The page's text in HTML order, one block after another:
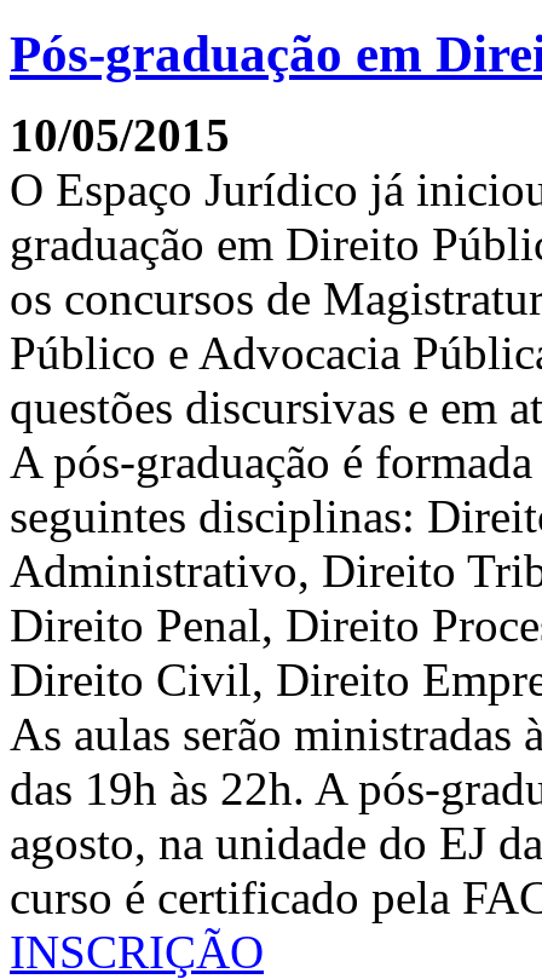
Pós-graduação em
10/05/2015
O Espaço Jurídico já
graduação em Direito
os concursos de
Público e Advocacia
questões discursivas e em
A pós-graduação é
seguintes disciplinas:
Administrativo, Direito
Direito Penal, Direito
Direito Civil, Direito
As aulas serão ministradas
das 19h às 22h. A pós-
agosto, na unidade do EJ
curso é certificado pela
INSCRIÇÃO